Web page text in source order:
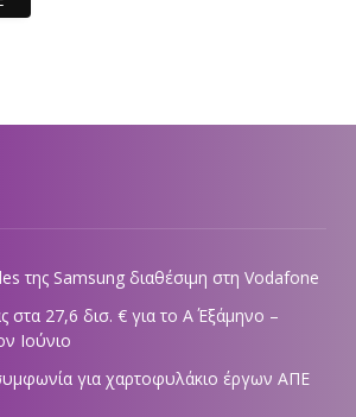
της Samsung διαθέσιμη στη Vodafone
στα 27,6 δισ. € για το Α΄ Εξάμηνο –
Ιούνιο
για χαρτοφυλάκιο έργων ΑΠΕ